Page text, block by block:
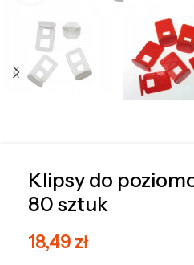
Klipsy do
80 sztuk
18,49 zł